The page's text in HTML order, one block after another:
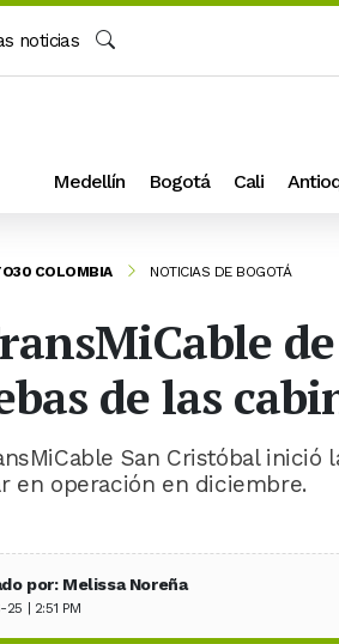
noticias
Medellín Bogotá Cali
COLOMBIA NOTICIAS DE BOGOTÁ
de las
San Cristóbal
en operación en diciembre.
por: Melissa Noreña
| 2:51 PM